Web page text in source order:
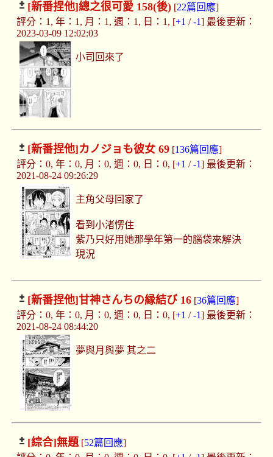
[新番捏他]總之很可愛 158(後)[22篇回應]
評分：1, 年：1, 月：1, 週：1, 日：1, [+1 /-1] 最後更新：
2023-03-09 12:02:03
小司回來了
[新番捏他]カノジョも彼女 69[136篇回應]
評分：0, 年：0, 月：0, 週：0, 日：0, [+1 /-1] 最後更新：
2021-08-24 09:26:29
主角父母回家了
看到小渚愣住
紫乃只好用她那學年第一的腦袋來解決
現況
[新番捏他]甘神さんちの縁結び 16[36篇回應]
評分：0, 年：0, 月：0, 週：0, 日：0, [+1 /-1] 最後更新：
2021-08-24 08:44:20
夢與月與夢 其之二
[綜合]無題[52篇回應]